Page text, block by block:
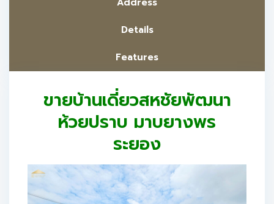
Details
Features
ขายบ้านเดี่ยวสหชัยพัฒนา
ห้วยปราบ มาบยางพร
ระยอง